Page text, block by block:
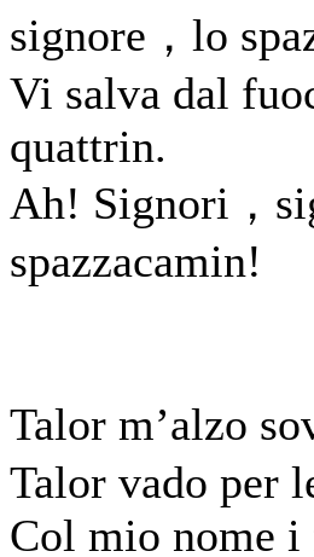
signore，lo
Vi salva dal
quattrin.
Ah! Signori，
spazzacamin!
Talor m’alzo
Talor vado per
Col mio nome